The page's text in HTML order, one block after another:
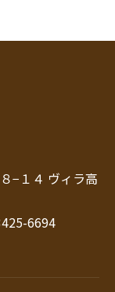
−１４ ヴィラ高
6694